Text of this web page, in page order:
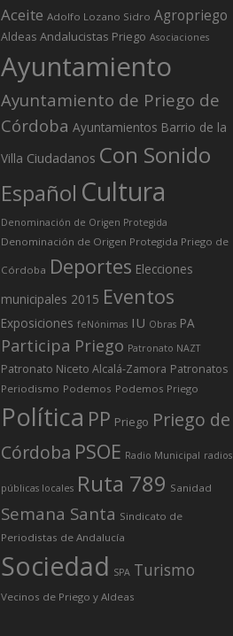
Aceite Adolfo Lozano Sidro Agropriego
Aldeas Andalucistas Priego Asociaciones
Ayuntamiento
Ayuntamiento de Priego de
Córdoba Ayuntamientos Barrio de la
Villa Ciudadanos Con Sonido
Español Cultura
Denominación de Origen Protegida
Denominación de Origen Protegida Priego de
Córdoba Deportes Elecciones
municipales 2015 Eventos
Exposiciones feNónimas IU Obras PA
Participa Priego Patronato NAZT
Patronato Niceto Alcalá-Zamora Patronatos
Periodismo Podemos Podemos Priego
Política PP Priego Priego de
Córdoba PSOE Radio Municipal radios
públicas locales Ruta 789 Sanidad
Semana Santa Sindicato de
Periodistas de Andalucía
Sociedad SPA Turismo
Vecinos de Priego y Aldeas